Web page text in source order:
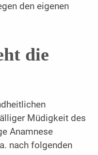
den eigenen
die
Müdigkeit des
Anamnese
nach folgenden